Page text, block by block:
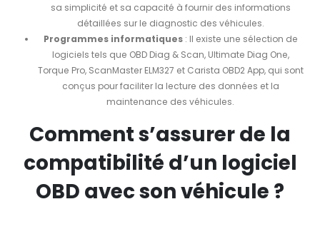
sa simplicité et sa capacité à fournir des informations
détaillées sur le diagnostic des véhicules.
Programmes informatiques: Il existe une sélection de
logiciels tels que OBD Diag & Scan, Ultimate Diag One,
Torque Pro, ScanMaster ELM327 et Carista OBD2 App, qui sont
conçus pour faciliter la lecture des données et la
maintenance des véhicules.
Comment s’assurer de la
compatibilité d’un logiciel
OBD avec son véhicule ?